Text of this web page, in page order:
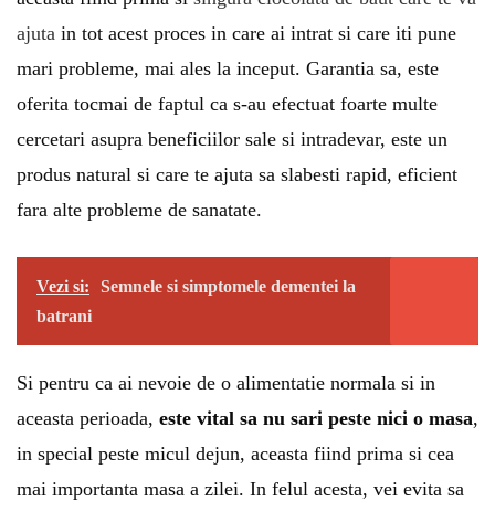
ajuta in tot acest proces in care ai intrat si care iti pune
mari probleme, mai ales la inceput. Garantia sa, este
oferita tocmai de faptul ca s-au efectuat foarte multe
cercetari asupra beneficiilor sale si intradevar, este un
produs natural si care te ajuta sa slabesti rapid, eficient
fara alte probleme de sanatate.
Vezi si:
Semnele si simptomele dementei la
batrani
Si pentru ca ai nevoie de o alimentatie normala si in
aceasta perioada, este vital sa nu sari peste nici o masa,
in special peste micul dejun, aceasta fiind prima si cea
mai importanta masa a zilei. In felul acesta, vei evita sa